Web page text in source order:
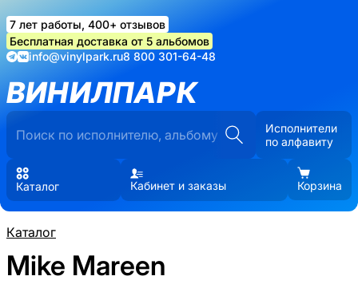
7 лет работы, 400+ отзывов
Бесплатная доставка от 5 альбомов
info@vinylpark.ru8 800 301-64-48
ВИНИЛПАРК
Исполнители
по алфавиту
Каталог Кабинет и заказы Корзина
Каталог
Mike Mareen